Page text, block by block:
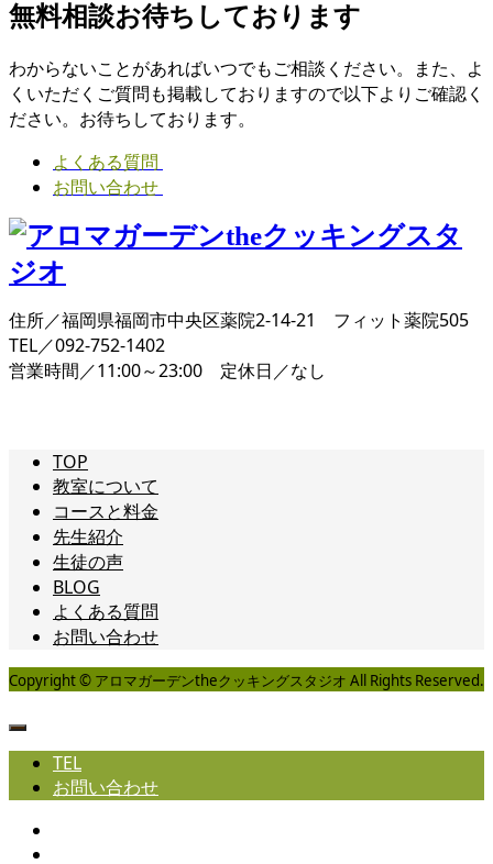
無料相談お待ちしております
わからないことがあればいつでもご相談ください。また、よ
くいただくご質問も掲載しておりますので以下よりご確認く
ださい。お待ちしております。
よくある質問
お問い合わせ
住所／福岡県福岡市中央区薬院2-14-21 フィット薬院505
TEL／092-752-1402
営業時間／11:00～23:00 定休日／なし
TOP
教室について
コースと料金
先生紹介
生徒の声
BLOG
よくある質問
お問い合わせ
Copyright © アロマガーデンtheクッキングスタジオ All Rights Reserved.
TEL
お問い合わせ